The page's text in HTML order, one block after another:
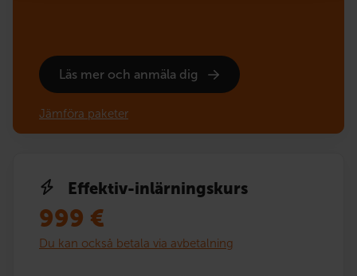
Läs mer och anmäla dig
Jämföra paketer
Effektiv-inlärningskurs
999 €
Du kan också betala via avbetalning